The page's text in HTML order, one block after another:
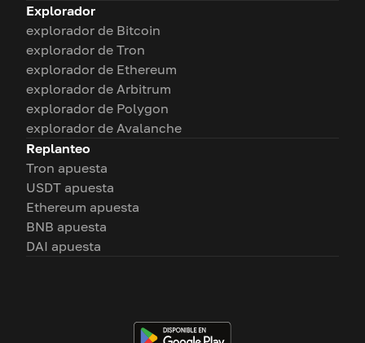
Explorador
explorador de Bitcoin
explorador de Tron
explorador de Ethereum
explorador de Arbitrum
explorador de Polygon
explorador de Avalanche
Replanteo
Tron apuesta
USDT apuesta
Ethereum apuesta
BNB apuesta
DAI apuesta